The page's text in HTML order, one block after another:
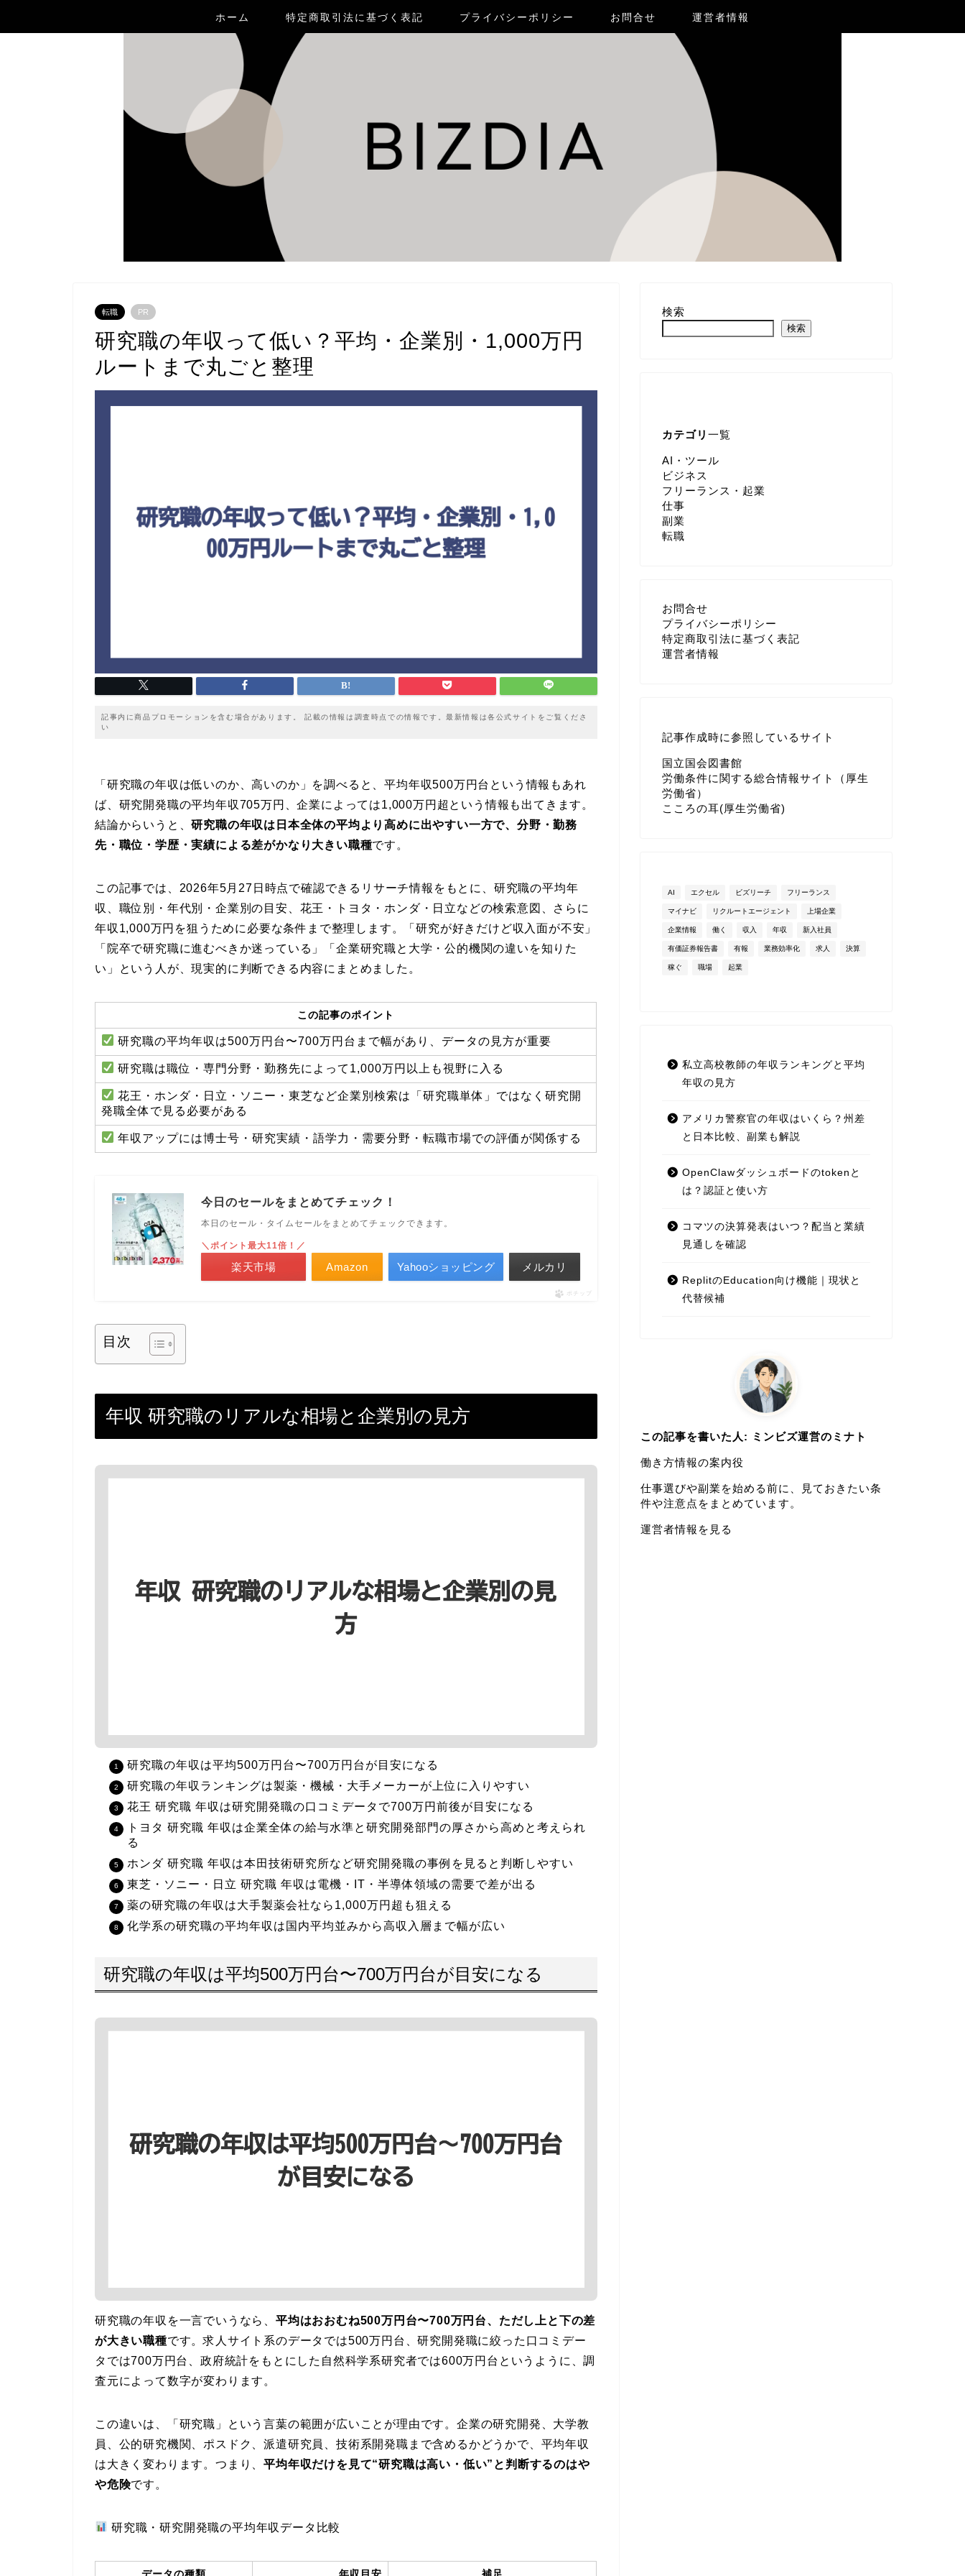
ホーム 特定商取引法に基づく表記 プライバシーポリシー お問合せ 運営者情報
転職 PR
研究職の年収って低い？平均・企業別・1,000万円
ルートまで丸ごと整理
記事内に商品プロモーションを含む場合があります。 記載の情報は調査時点での情報です。最新情報は各公式サイトをご覧くださ
い
「研究職の年収は低いのか、高いのか」を調べると、平均年収500万円台という情報もあれ
ば、研究開発職の平均年収705万円、企業によっては1,000万円超という情報も出てきます。
結論からいうと、研究職の年収は日本全体の平均より高めに出やすい一方で、分野・勤務
先・職位・学歴・実績による差がかなり大きい職種です。
この記事では、2026年5月27日時点で確認できるリサーチ情報をもとに、研究職の平均年
収、職位別・年代別・企業別の目安、花王・トヨタ・ホンダ・日立などの検索意図、さらに
年収1,000万円を狙うために必要な条件まで整理します。「研究が好きだけど収入面が不安」
「院卒で研究職に進むべきか迷っている」「企業研究職と大学・公的機関の違いを知りた
い」という人が、現実的に判断できる内容にまとめました。
この記事のポイント
研究職の平均年収は500万円台〜700万円台まで幅があり、データの見方が重要
研究職は職位・専門分野・勤務先によって1,000万円以上も視野に入る
花王・ホンダ・日立・ソニー・東芝など企業別検索は「研究職単体」ではなく研究開
発職全体で見る必要がある
年収アップには博士号・研究実績・語学力・需要分野・転職市場での評価が関係する
今日のセールをまとめてチェック！
本日のセール・タイムセールをまとめてチェックできます。
Amazon
＼ポイント最大11倍！／
楽天市場 Yahooショッピング メルカリ
ポチップ
目次
年収 研究職のリアルな相場と企業別の見方
研究職の年収は平均500万円台〜700万円台が目安になる
研究職の年収ランキングは製薬・機械・大手メーカーが上位に入りやすい
花王 研究職 年収は研究開発職の口コミデータで700万円前後が目安になる
トヨタ 研究職 年収は企業全体の給与水準と研究開発部門の厚さから高めと考えられ
る
ホンダ 研究職 年収は本田技術研究所など研究開発職の事例を見ると判断しやすい
東芝・ソニー・日立 研究職 年収は電機・IT・半導体領域の需要で差が出る
薬の研究職の年収は大手製薬会社なら1,000万円超も狙える
化学系の研究職の平均年収は国内平均並みから高収入層まで幅が広い
研究職の年収は平均500万円台〜700万円台が目安になる
研究職の年収を一言でいうなら、 平均はおおむね500万円台〜700万円台、ただし上と下の差
が大きい職種です。求人サイト系のデータでは500万円台、研究開発職に絞った口コミデー
タでは700万円台、政府統計をもとにした自然科学系研究者では600万円台というように、調
査元によって数字が変わります。
この違いは、「研究職」という言葉の範囲が広いことが理由です。企業の研究開発、大学教
員、公的研究機関、ポスドク、派遣研究員、技術系開発職まで含めるかどうかで、平均年収
は大きく変わります。つまり、平均年収だけを見て“研究職は高い・低い”と判断するのはや
や危険です。
研究職・研究開発職の平均年収データ比較
データの種類 年収目安 補足
検索
検索
カテゴリ 一覧
AI・ツール
ビジネス
フリーランス・起業
仕事
副業
転職
お問合せ
プライバシーポリシー
特定商取引法に基づく表記
運営者情報
記事作成時に参照しているサイト
国立国会図書館
労働条件に関する総合情報サイト（厚生
労働省）
こころの耳(厚生労働省)
AI エクセル ビズリーチ フリーランス
マイナビ リクルートエージェント 上場企業
企業情報 働く 収入 年収 新入社員
有価証券報告書 有報 業務効率化 求人 決算
稼ぐ 職場 起業
私立高校教師の年収ランキングと平均
年収の見方
アメリカ警察官の年収はいくら？州差
と日本比較、副業も解説
OpenClawダッシュボードのtokenと
は？認証と使い方
コマツの決算発表はいつ？配当と業績
見通しを確認
ReplitのEducation向け機能｜現状と
代替候補
この記事を書いた人: ミンビズ運営のミナト
働き方情報の案内役
仕事選びや副業を始める前に、見ておきたい条
件や注意点をまとめています。
運営者情報を見る